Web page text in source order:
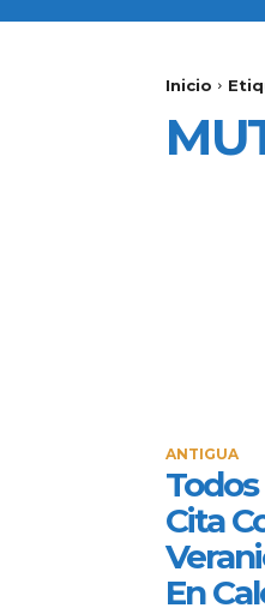
Inicio
ANTIGUA
Cita
En